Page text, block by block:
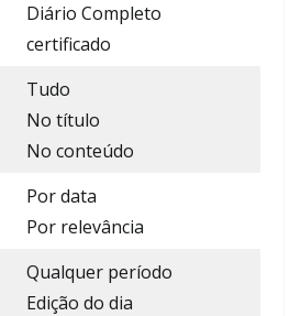
Diário Completo
certificado
Tudo
No título
No conteúdo
Por data
Por relevância
Qualquer período
Edição do dia